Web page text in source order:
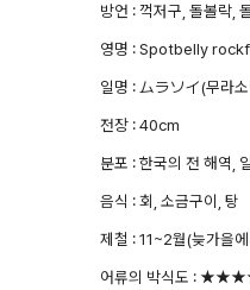
방언 : 꺽저구, 돌볼락,
영명 : Spotbelly
일명 : ムラソイ(무라
전장 : 40cm
분포 : 한국의 전 해역,
음식 : 회, 소금구이, 탕
제철 : 11~2월(늦가을
어류의 박식도 :